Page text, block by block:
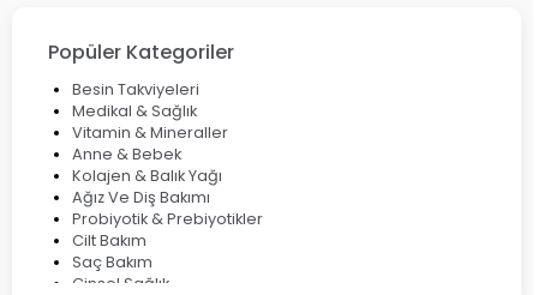
Çözüm Yolları
Bocavirüs Enfeksiyonu Hakkında Bilmeniz Gerekenler
Deep Flex Topraklama Matı Nedir? Detaylı Rehber
Mumiyo Nedir? Faydaları ve Kullanım Alanları Nelerdir?
Popüler Kategoriler
Besin Takviyeleri
Medikal & Sağlık
Vitamin & Mineraller
Anne & Bebek
Kolajen & Balık Yağı
Ağız Ve Diş Bakımı
Probiyotik & Prebiyotikler
Cilt Bakım
Saç Bakım
Cinsel Sağlık